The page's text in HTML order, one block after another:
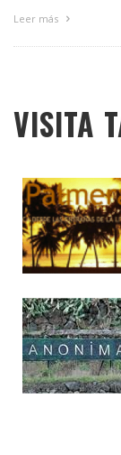
Leer más
VISITA